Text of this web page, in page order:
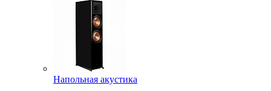
Напольная акустика